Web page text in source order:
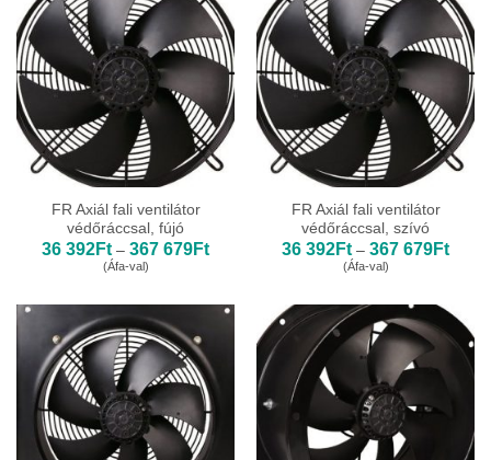
FR Axiál fali ventilátor
védőráccsal, fújó
36 392Ft – 367 679FtÁrtartomány:
367
679Ft
(Áfa-val)
FR Axiál fali ventilátor
védőráccsal, szívó
36 392Ft – 367 679Ft
679Ft
(Áfa-val)